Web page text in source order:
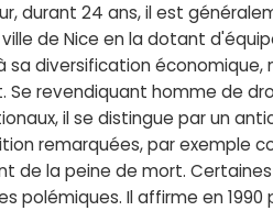
durant 24 ans, il est
de Nice en la dotant
sa diversification économique,
revendiquant homme de
il se distingue par un
remarquées, par exemple
de la peine de mort.
polémiques. Il affirme en 1990